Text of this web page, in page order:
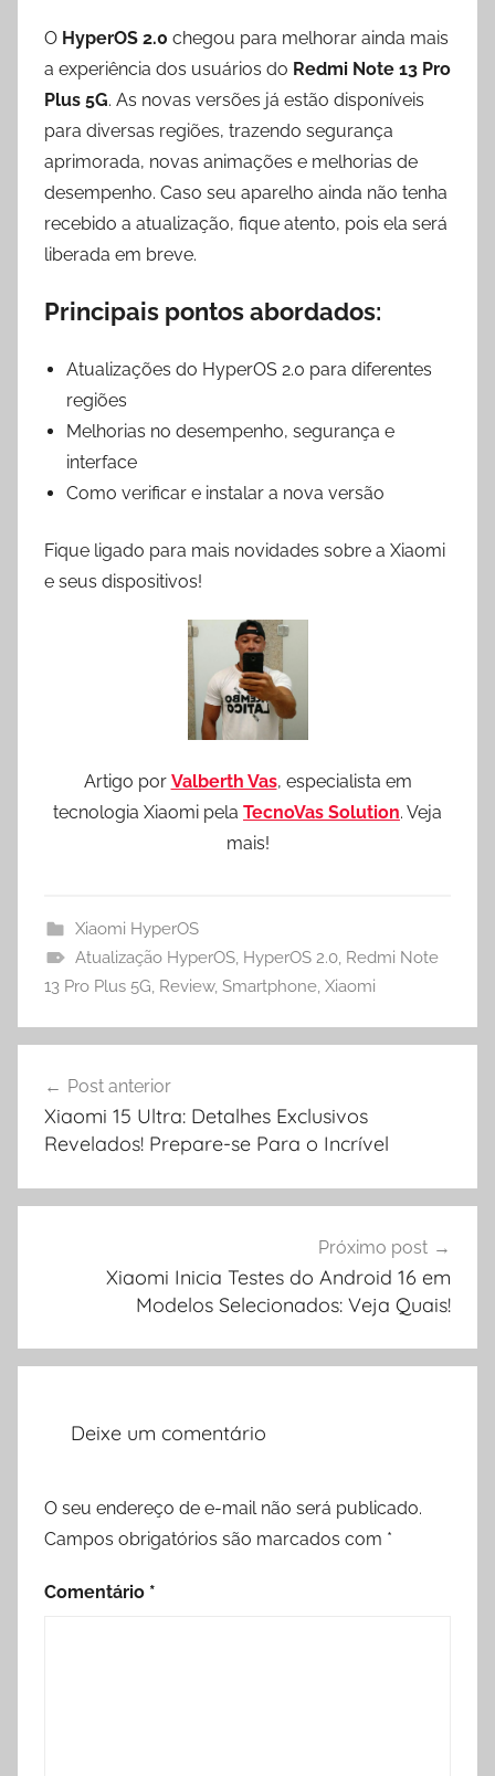
O HyperOS 2.0 chegou para melhorar ainda mais
a experiência dos usuários do Redmi Note 13 Pro
Plus 5G. As novas versões já estão disponíveis
para diversas regiões, trazendo segurança
aprimorada, novas animações e melhorias de
desempenho. Caso seu aparelho ainda não tenha
recebido a atualização, fique atento, pois ela será
liberada em breve.
Principais pontos abordados:
Atualizações do HyperOS 2.0 para diferentes
regiões
Melhorias no desempenho, segurança e
interface
Como verificar e instalar a nova versão
Fique ligado para mais novidades sobre a Xiaomi
e seus dispositivos!
Artigo por Valberth Vas, especialista em
tecnologia Xiaomi pela TecnoVas Solution. Veja
mais!
Xiaomi HyperOS
Atualização HyperOS, HyperOS 2.0, Redmi Note
13 Pro Plus 5G, Review, Smartphone, Xiaomi
de
Post
Post anterior
Xiaomi 15 Ultra: Detalhes Exclusivos
Revelados! Prepare-se Para o Incrível
Próximo post
Xiaomi Inicia Testes do Android 16 em
Modelos Selecionados: Veja Quais!
Deixe um comentário
O seu endereço de e-mail não será publicado.
Campos obrigatórios são marcados com *
Comentário *